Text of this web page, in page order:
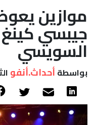
موازين
السويسي
بواسطة أحداث.أنفو